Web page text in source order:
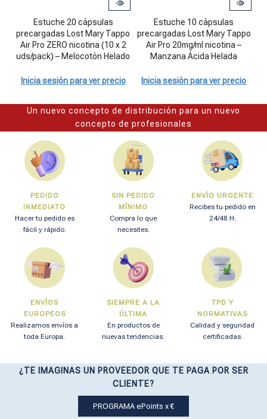
Estuche 20 cápsulas precargadas Lost Mary Tappo Air Pro
Estuche 20 cápsulas
precargadas Lost Mary Tappo
Air Pro ZERO nicotina (10 x 2
uds/pack) – Melocotón Helado
Inicia sesión para ver precio
Estuche 10 cápsulas
Estuche 10 cápsulas
precargadas Lost Mary Tappo
Air Pro 20mg/ml nicotina –
Manzana Ácida Helada
Inicia sesión para ver precio
Un nuevo concepto de distribución para un nuevo
concepto de profesionales
PEDIDO
INMEDIATO
Hacer tu pedido es
fácil y rápido.
SIN PEDIDO
MÍNIMO
Compra lo que
necesites.
ENVÍO URGENTE
Recibes tu pedido en
24/48 H.
ENVÍOS
EUROPEOS
Realizamos envíos a
toda Europa.
SIEMPRE A LA
ÚLTIMA
En productos de
nuevas tendencias.
TPD Y
NORMATIVAS
Calidad y seguridad
certificadas.
¿TE IMAGINAS UN PROVEEDOR QUE TE PAGA POR SER
CLIENTE?
PROGRAMA ePoints x €